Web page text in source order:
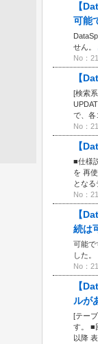
【
可能
せん。
No：
【
[検索
で、各
No：
【
■仕様
を 再
とな
No：
【
続は
可能で
した
No：
【
ルが
[テー
す。 ■
以降